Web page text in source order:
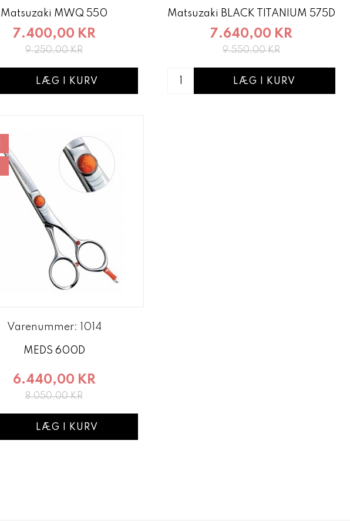
Matsuzaki MWQ 550
7.400,00 KR
9.250,00 KR
LÆG I KURV
Matsuzaki BLACK TITANIUM 575D
7.640,00 KR
9.550,00 KR
LÆG I KURV
Varenummer: 1014
MEDS 600D
6.440,00 KR
8.050,00 KR
LÆG I KURV